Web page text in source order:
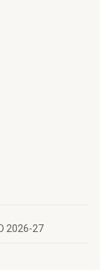
2026-27